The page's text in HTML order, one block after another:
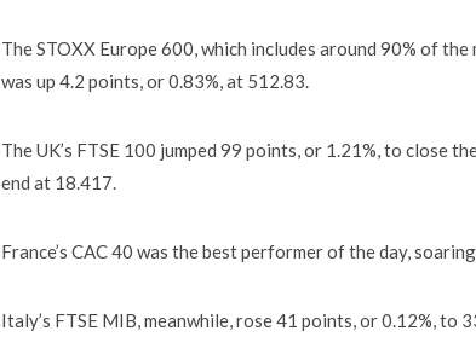
The STOXX Europe 600, which includes around 90% of
was up 4.2 points, or 0.83%, at 512.83.
The UK’s FTSE 100 jumped 99 points, or 1.21%, to close
end at 18.417.
France’s CAC 40 was the best performer of the day,
Italy’s FTSE MIB, meanwhile, rose 41 points, or 0.12%, to